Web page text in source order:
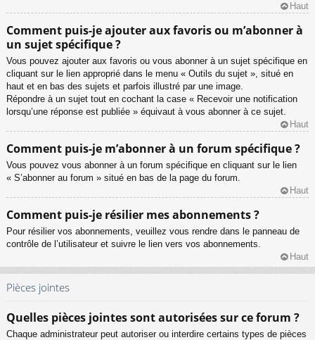
Haut
Comment puis-je ajouter aux favoris ou m’abonner à
un sujet spécifique ?
Vous pouvez ajouter aux favoris ou vous abonner à un sujet spécifique en
cliquant sur le lien approprié dans le menu « Outils du sujet », situé en
haut et en bas des sujets et parfois illustré par une image.
Répondre à un sujet tout en cochant la case « Recevoir une notification
lorsqu’une réponse est publiée » équivaut à vous abonner à ce sujet.
Haut
Comment puis-je m’abonner à un forum spécifique ?
Vous pouvez vous abonner à un forum spécifique en cliquant sur le lien
« S’abonner au forum » situé en bas de la page du forum.
Haut
Comment puis-je résilier mes abonnements ?
Pour résilier vos abonnements, veuillez vous rendre dans le panneau de
contrôle de l’utilisateur et suivre le lien vers vos abonnements.
Haut
Pièces jointes
Quelles pièces jointes sont autorisées sur ce forum ?
Chaque administrateur peut autoriser ou interdire certains types de pièces